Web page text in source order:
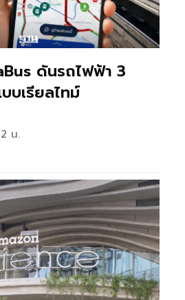
ดันรถไฟฟ้า 3
บเรียลไทม์
น.